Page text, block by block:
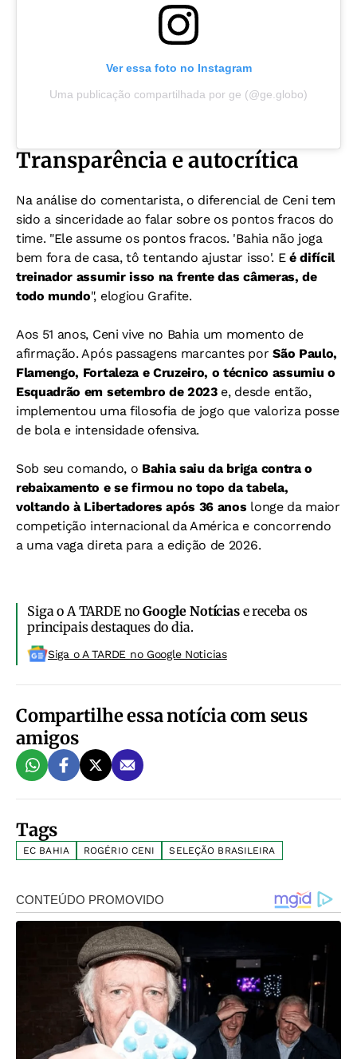
Ver essa foto no Instagram
Uma publicação compartilhada por ge (@ge.globo)
Transparência e autocrítica
Na análise do comentarista, o diferencial de Ceni tem
sido a sinceridade ao falar sobre os pontos fracos do
time. "Ele assume os pontos fracos. 'Bahia não joga
bem fora de casa, tô tentando ajustar isso'. E é difícil
treinador assumir isso na frente das câmeras, de
todo mundo", elogiou Grafite.
Aos 51 anos, Ceni vive no Bahia um momento de
afirmação. Após passagens marcantes porSão Paulo,
Flamengo, Fortaleza e Cruzeiro, o técnico assumiu o
Esquadrão em setembro de 2023 e, desde então,
implementou uma filosofia de jogo que valoriza posse
de bola e intensidade ofensiva.
Sob seu comando, o Bahia saiu da briga contra o
rebaixamento e se firmou no topo da tabela,
voltando à Libertadores após 36 anos longe da maior
competição internacional da América e concorrendo
a uma vaga direta para a edição de 2026.
Siga o A TARDE noGoogle Notíciase receba os
principais destaques do dia.
Siga o A TARDE no Google Noticias
Compartilhe essa notícia com seus
amigos
Tags
EC BAHIA ROGÉRIO CENI SELEÇÃO BRASILEIRA